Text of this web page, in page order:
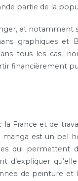
partie de la
et notamment
graphiques et
tous les cas,
financièrement
France et de
est un bel
qui permettent
de peinture et